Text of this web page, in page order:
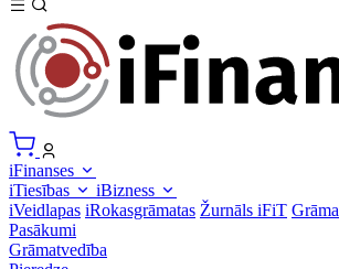
iFinanses
iTiesības
iBizness
iVeidlapas iRokasgrāmatas Žurnāls iFiT
Pasākumi
Grāmatvedība